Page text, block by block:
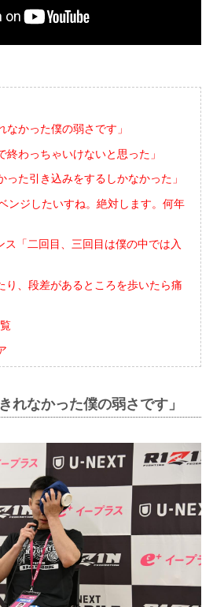
かった僕の弱さです」
終わっちゃいけないと思った」
った引き込みをするしかなかった」
ンジしたいすね。絶対します。何年
ス「二回目、三回目は僕の中では入
り、段差があるところを歩いたら痛
れなかった僕の弱さです」